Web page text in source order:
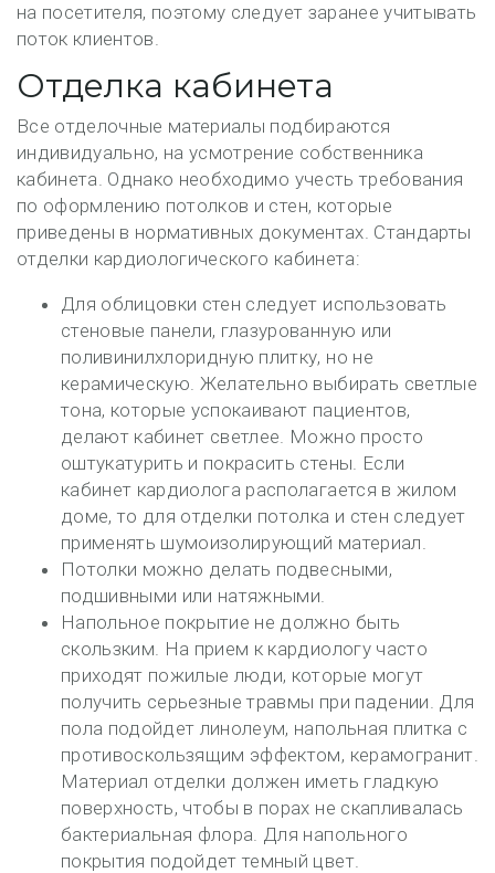
на посетителя, поэтому следует заранее учитывать
поток клиентов.
Отделка кабинета
Все отделочные материалы подбираются
индивидуально, на усмотрение собственника
кабинета. Однако необходимо учесть требования
по оформлению потолков и стен, которые
приведены в нормативных документах. Стандарты
отделки кардиологического кабинета:
Для облицовки стен следует использовать
стеновые панели, глазурованную или
поливинилхлоридную плитку, но не
керамическую. Желательно выбирать светлые
тона, которые успокаивают пациентов,
делают кабинет светлее. Можно просто
оштукатурить и покрасить стены. Если
кабинет кардиолога располагается в жилом
доме, то для отделки потолка и стен следует
применять шумоизолирующий материал.
Потолки можно делать подвесными,
подшивными или натяжными.
Напольное покрытие не должно быть
скользким. На прием к кардиологу часто
приходят пожилые люди, которые могут
получить серьезные травмы при падении. Для
пола подойдет линолеум, напольная плитка с
противоскользящим эффектом, керамогранит.
Материал отделки должен иметь гладкую
поверхность, чтобы в порах не скапливалась
бактериальная флора. Для напольного
покрытия подойдет темный цвет.